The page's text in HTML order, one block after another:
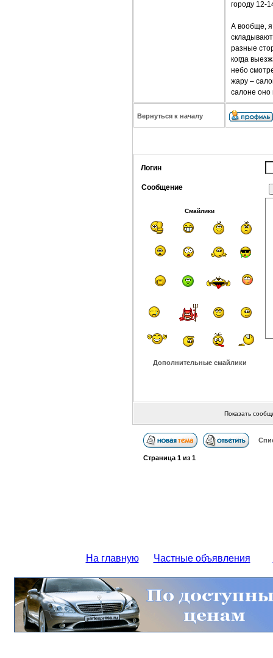
городу 12-
А вообще, я
разные
когда
небо
жару –
салоне оно
Вернуться к началу
Логин
Сообщение
Смайлики
Дополнительные смайлики
Показать
Страница 1из 1
На главную Частные объявления